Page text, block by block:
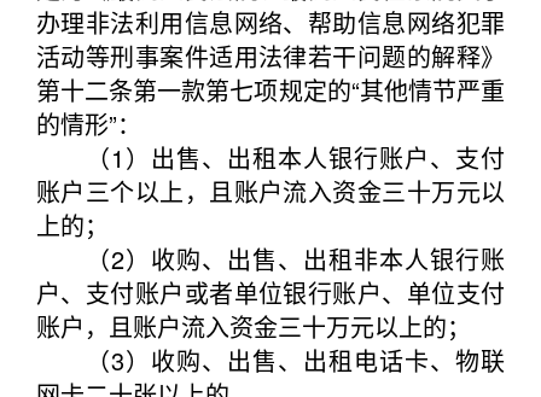
办理非法利用信息网络、帮助信息网络犯罪
活动等刑事案件适用法律若干问题的解释》
第十二条第一款第七项规定的“其他情节严重
的情形”：
（1）出售、出租本人银行账户、支付
账户三个以上，且账户流入资金三十万元以
上的；
（2）收购、出售、出租非本人银行账
户、支付账户或者单位银行账户、单位支付
账户，且账户流入资金三十万元以上的；
（3）收购、出售、出租电话卡、物联